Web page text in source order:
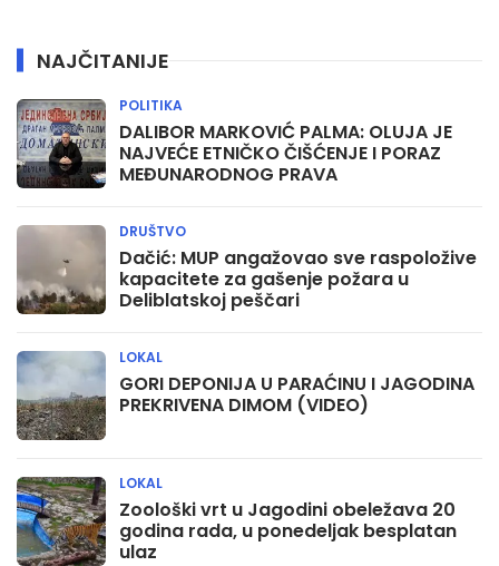
NAJČITANIJE
DALIBOR MARKOVIĆ PALMA: OLUJA JE
NAJVEĆE ETNIČKO ČIŠĆENJE I PORAZ
MEĐUNARODNOG PRAVA
POLITIKA
Dačić: MUP angažovao sve raspoložive
kapacitete za gašenje požara u
Deliblatskoj peščari
DRUŠTVO
GORI DEPONIJA U PARAĆINU I JAGODINA
PREKRIVENA DIMOM (VIDEO)
LOKAL
Zoološki vrt u Jagodini obeležava 20
godina rada, u ponedeljak besplatan
ulaz
LOKAL